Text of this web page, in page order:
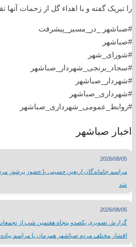
را تبریک گفته و با اهداء گل از زحمات آنها
#صباشهر _در_مسیر_پیشرفت
#صباشهر
#شورای_شهر
#سجاد_برنجی_شهردار_صباشهر
#شهردار_صباشهر
#شهرداری_صباشهر
#روابط_عمومی_شهرداری_صباشهر
اخبار صباشهر
2026/08/05
مراسم جاماندگان اربعین حسینی با حضور پرشور
شد
2026/08/05
گزارش تصویری یکصدو پنجاه هفتمین شب از
اقشار مختلف مردم صباشهر همزمان با مراسم